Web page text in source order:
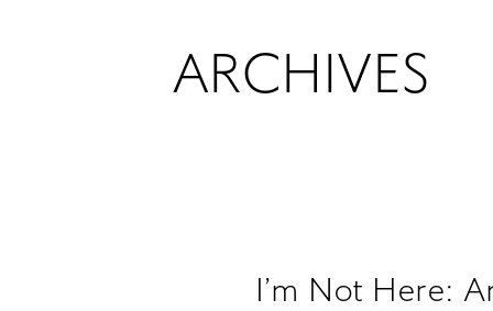
ARCHIVES
I’m Not Here: